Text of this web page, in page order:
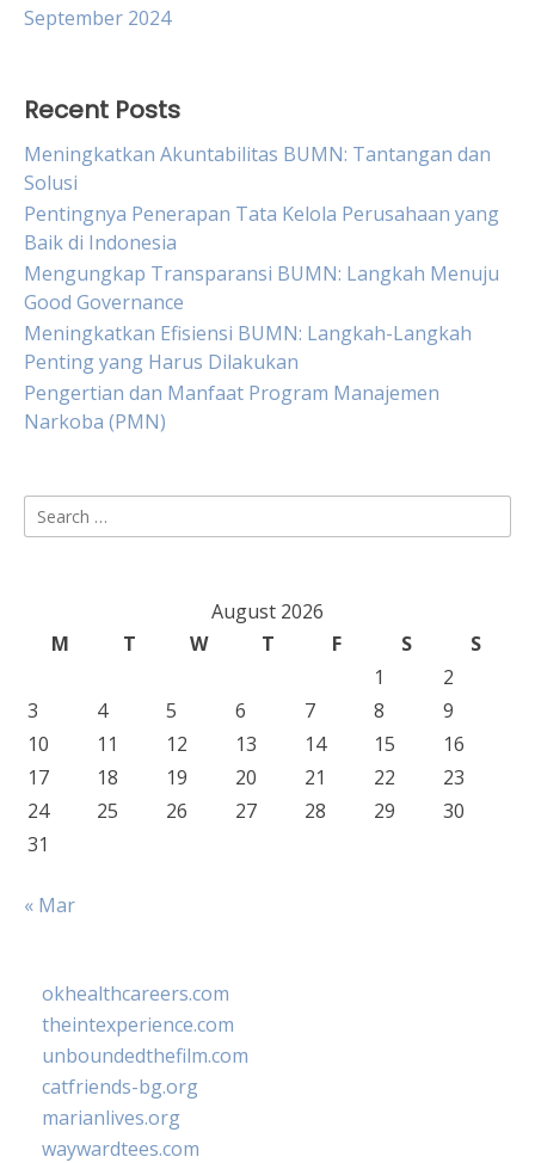
September 2024
Recent Posts
Meningkatkan Akuntabilitas BUMN: Tantangan dan
Solusi
Pentingnya Penerapan Tata Kelola Perusahaan yang
Baik di Indonesia
Mengungkap Transparansi BUMN: Langkah Menuju
Good Governance
Meningkatkan Efisiensi BUMN: Langkah-Langkah
Penting yang Harus Dilakukan
Pengertian dan Manfaat Program Manajemen
Narkoba (PMN)
Search
for:
August 2026
M
T W T F S
S
1
2
3
4 5 6 7 8
9
10
11 12 13 14 15
16
17
18 19 20 21 22
23
24
25 26 27 28 29
30
31
« Mar
okhealthcareers.com
theintexperience.com
unboundedthefilm.com
catfriends-bg.org
marianlives.org
waywardtees.com